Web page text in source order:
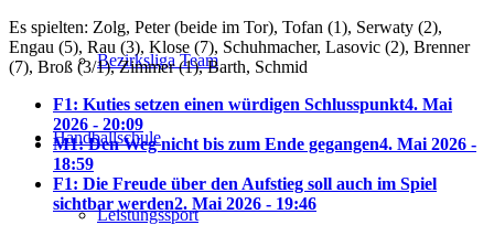
Bezirksliga Team
Handballschule
Leistungssport
Es spielten: Zolg, Peter (beide im Tor), Tofan (1), Serwaty (2),
Engau (5), Rau (3), Klose (7), Schuhmacher, Lasovic (2), Brenner
(7), Broß (3/1), Zimmer (1), Barth, Schmid
F1: Kuties setzen einen würdigen Schlusspunkt4. Mai
2026 - 20:09
M1: Den Weg nicht bis zum Ende gegangen4. Mai 2026 -
18:59
F1: Die Freude über den Aufstieg soll auch im Spiel
sichtbar werden2. Mai 2026 - 19:46